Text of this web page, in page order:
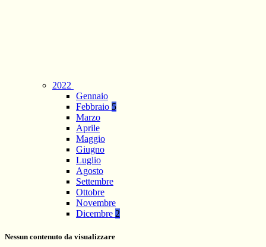
2022
Gennaio
Febbraio 5
Marzo
Aprile
Maggio
Giugno
Luglio
Agosto
Settembre
Ottobre
Novembre
Dicembre 2
Nessun contenuto da visualizzare